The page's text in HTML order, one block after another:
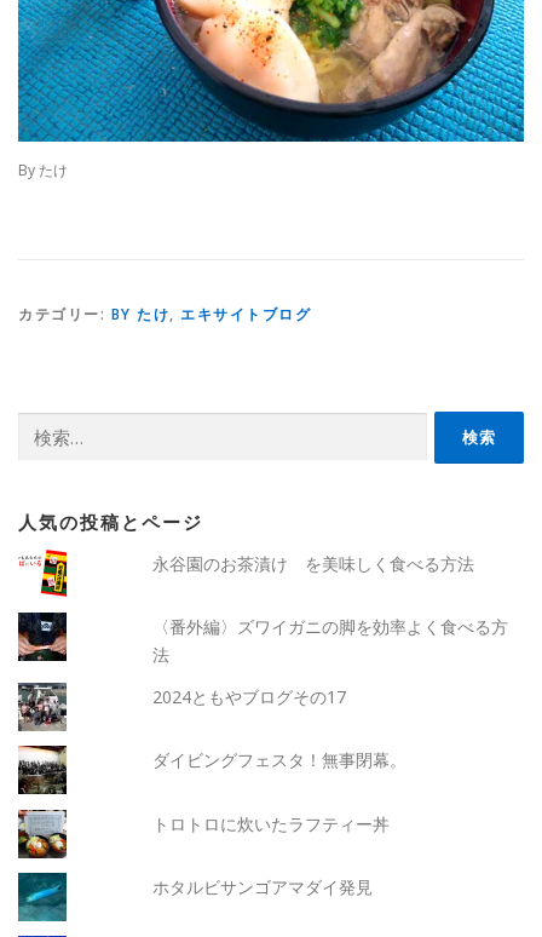
By たけ
カテゴリー: BY たけ, エキサイトブログ
索:
人気の投稿とページ
永谷園のお茶漬け を美味しく食べる方法
〈番外編〉ズワイガニの脚を効率よく食べる方
法
2024ともやブログその17
ダイビングフェスタ！無事閉幕。
トロトロに炊いたラフティー丼
ホタルビサンゴアマダイ発見